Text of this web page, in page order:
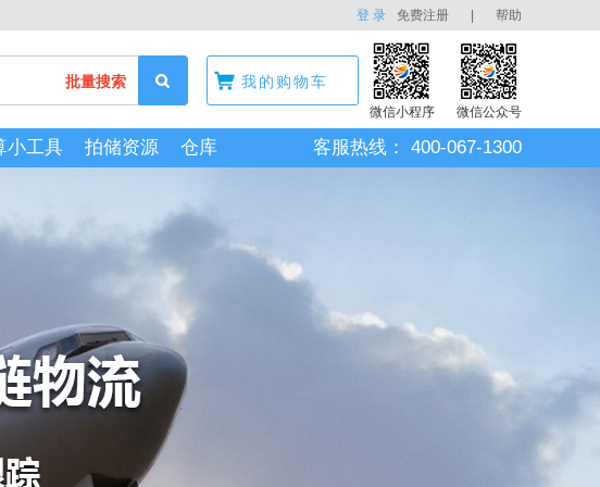
登 录 免费注册 帮助
批量搜索 我的购物车
微信小程序 微信公众号
小工具 拍储资源 仓库 客服热线： 400-067-1300